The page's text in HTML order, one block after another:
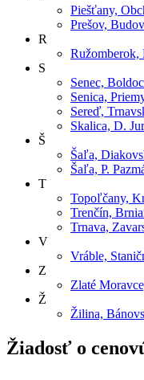
Piešťany,
Prešov,
R
Ružomberok,
S
Senec,
Senica,
Sereď,
Skalica, D.
Š
Šaľa,
Šaľa, P.
T
Topoľčany,
Trenčín,
Trnava,
V
Vráble,
Z
Zlaté
Ž
Žilina,
Žiadosť o